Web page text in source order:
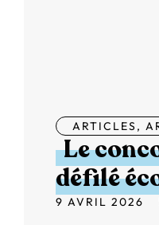
ARTICLES,
Le
défilé
9 AVRIL 2026